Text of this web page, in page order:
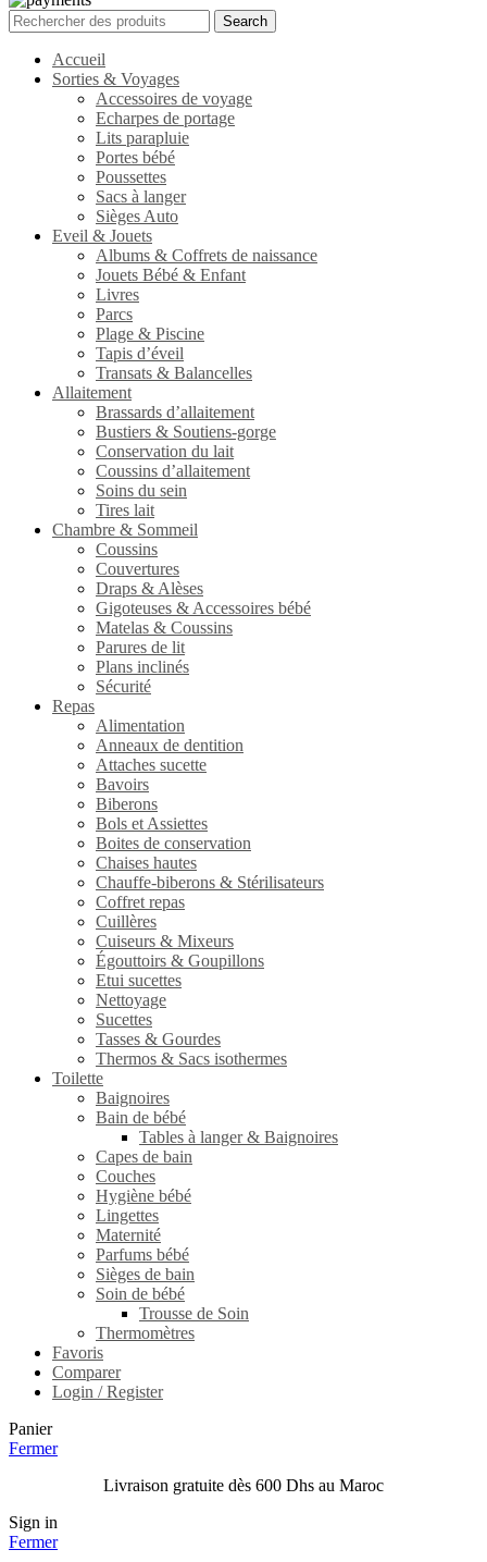
Search
Accueil
Sorties & Voyages
Accessoires de voyage
Echarpes de portage
Lits parapluie
Portes bébé
Poussettes
Sacs à langer
Sièges Auto
Eveil & Jouets
Albums & Coffrets de naissance
Jouets Bébé & Enfant
Livres
Parcs
Plage & Piscine
Tapis d’éveil
Transats & Balancelles
Allaitement
Brassards d’allaitement
Bustiers & Soutiens-gorge
Conservation du lait
Coussins d’allaitement
Soins du sein
Tires lait
Chambre & Sommeil
Coussins
Couvertures
Draps & Alèses
Gigoteuses & Accessoires bébé
Matelas & Coussins
Parures de lit
Plans inclinés
Sécurité
Repas
Alimentation
Anneaux de dentition
Attaches sucette
Bavoirs
Biberons
Bols et Assiettes
Boites de conservation
Chaises hautes
Chauffe-biberons & Stérilisateurs
Coffret repas
Cuillères
Cuiseurs & Mixeurs
Égouttoirs & Goupillons
Etui sucettes
Nettoyage
Sucettes
Tasses & Gourdes
Thermos & Sacs isothermes
Toilette
Baignoires
Bain de bébé
Tables à langer & Baignoires
Capes de bain
Couches
Hygiène bébé
Lingettes
Maternité
Parfums bébé
Sièges de bain
Soin de bébé
Trousse de Soin
Thermomètres
Favoris
Comparer
Login / Register
Panier
Fermer
Livraison gratuite dès 600 Dhs au Maroc
Sign in
Fermer